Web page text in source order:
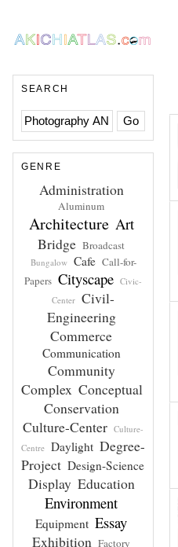
SEARCH
GENRE
Administration
Aluminum
Architecture Art
Bridge Broadcast
Bungalow Cafe Call-for-
Papers Cityscape Civic-
Center Civil-
Engineering
Commerce
Communication
Community
Complex Conceptual
Conservation
Culture-Center Culture-
Centre Daylight Degree-
Project Design-Science
Display Education
Environment
Equipment Essay
Exhibition Factory